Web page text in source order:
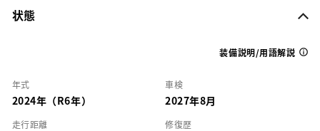
状態
装備説明/用語解説
年式
2024年（R6年）
車検
2027年8月
走行距離 修復歴